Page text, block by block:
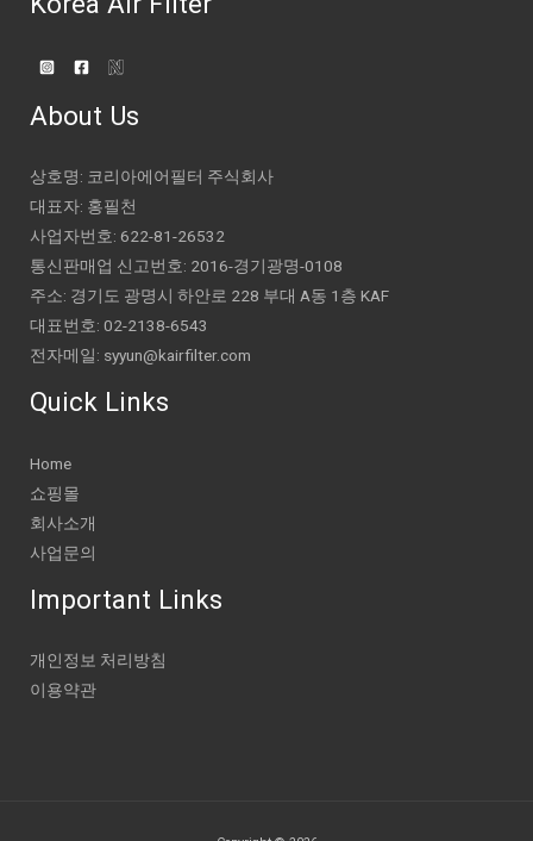
About Us
상호명: 코리아에어필터 주식회사
대표자: 홍필천
사업자번호: 622-81-26532
통신판매업 신고번호: 2016-경기광명-0108
주소: 경기도 광명시 하안로 228 부대 A동 1층 KAF
대표번호: 02-2138-6543
전자메일: syyun@kairfilter.com
Quick Links
Home
쇼핑몰
회사소개
사업문의
Important Links
개인정보 처리방침
이용약관